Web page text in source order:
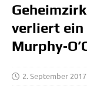
verliert
2. September 2017